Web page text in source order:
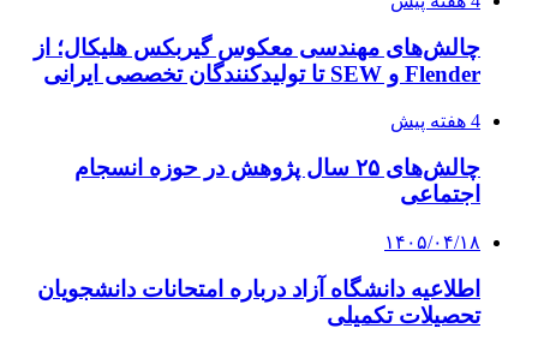
چالش‌های مهندسی معکوس گیربکس هلیکال؛ از
Flender و SEW تا تولیدکنندگان تخصصی ایرانی
4 هفته پیش
چالش‌های ۲۵ سال پژوهش در حوزه انسجام
اجتماعی
۱۴۰۵/۰۴/۱۸
اطلاعیه دانشگاه آزاد درباره امتحانات دانشجویان
تحصیلات تکمیلی